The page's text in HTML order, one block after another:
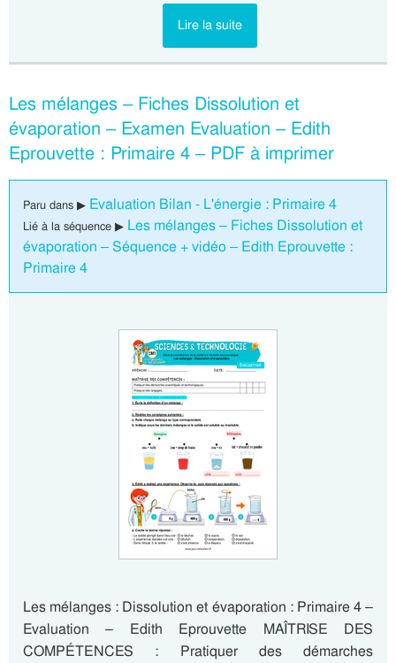
Lire la suite
Les mélanges – Fiches Dissolution et
évaporation – Examen Evaluation – Edith
Eprouvette : Primaire 4 – PDF à imprimer
Paru dans ▶ Evaluation Bilan - L'énergie : Primaire 4
Lié à la séquence ▶ Les mélanges – Fiches Dissolution et
évaporation – Séquence + vidéo – Edith Eprouvette :
Primaire 4
Les mélanges : Dissolution et évaporation : Primaire 4 –
Evaluation – Edith Eprouvette MAÎTRISE DES
COMPÉTENCES : Pratiquer des démarches